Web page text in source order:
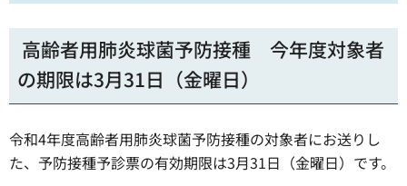
高齢者用肺炎球菌予防接種 今年度対象者
の期限は3月31日（金曜日）
令和4年度高齢者用肺炎球菌予防接種の対象者にお送りし
た、予防接種予診票の有効期限は3月31日（金曜日）です。